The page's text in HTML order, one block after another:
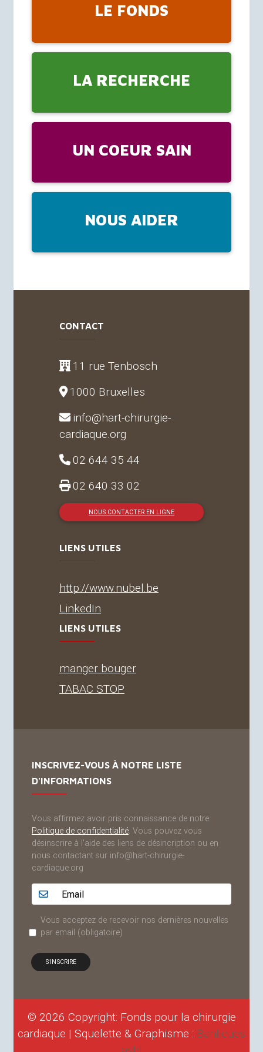
LE FONDS
LA RECHERCHE
UN COEUR SAIN
NOUS AIDER
CONTACT
11 rue Tenbosch
1000 Bruxelles
info@hart-chirurgie-
cardiaque.org
02 644 35 44
02 640 33 02
NOUS CONTACTER EN LIGNE
LIENS UTILES
http://www.nubel.be
LinkedIn
LIENS UTILES
manger bouger
TABAC STOP
INSCRIVEZ-VOUS À NOTRE LISTE
D'INFORMATIONS
Vous affirmez avoir pris connaissance de notre
Politique de confidentialité. Vous pouvez vous
désinscrire à l'aide des liens de désincription ou en
nous contactant sur info@hart-chirurgie-
cardiaque.org
Adresse email...
Vous acceptez de recevoir nos dernières nouvelles
par email (obligatoire)
© 2026 Copyright: Fonds pour la chirurgie
cardiaque | Squelette & Graphisme : Banlieues